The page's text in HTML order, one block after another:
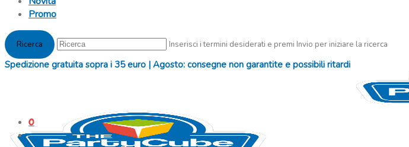
Promo
Inserisci i termini desiderati e premi Invio per iniziare la ricerca
Spedizione gratuita sopra i 35 euro | Agosto: consegne non garantite e possibili ritardi
0